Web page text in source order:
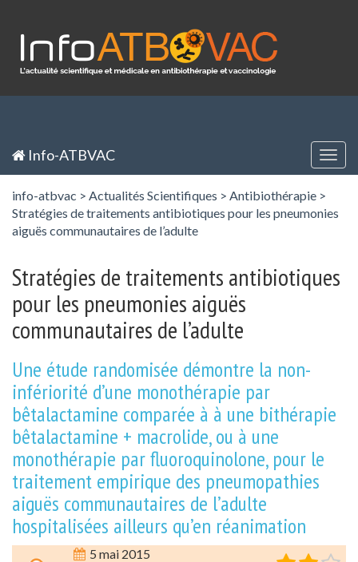
Info-ATBVAC
info-atbvac > Actualités Scientifiques > Antibiothérapie >
Stratégies de traitements antibiotiques pour les pneumonies
aiguës communautaires de l’adulte
Stratégies de traitements antibiotiques
pour les pneumonies aiguës
communautaires de l’adulte
Une étude randomisée démontre la non-
infériorité d’une monothérapie par
bêtalactamine comparée à à une bithérapie
bêtalactamine + macrolide, ou à une
monothérapie par fluoroquinolone, pour le
traitement empirique des pneumopathies
aiguës communautaires de l’adulte
hospitalisées ailleurs qu’en réanimation
5 mai 2015